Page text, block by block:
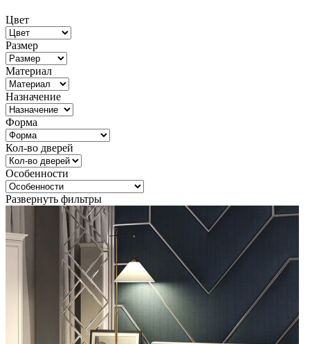
Цвет
Размер
Материал
Назначение
Форма
Кол-во дверей
Особенности
Развернуть фильтры